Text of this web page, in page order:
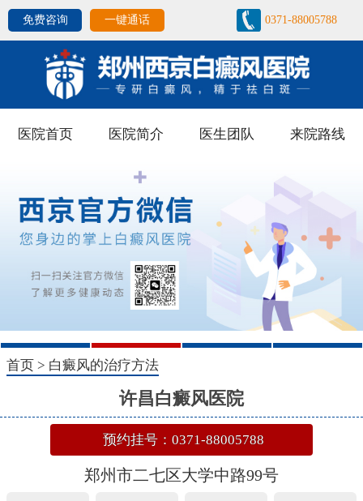
免费咨询 一键通话 0371-88005788
医院首页 医院简介 医生团队 来院路线
1 2 3 4
首页 > 白癜风的治疗方法
许昌白癜风医院
预约挂号：0371-88005788
郑州市二七区大学中路99号